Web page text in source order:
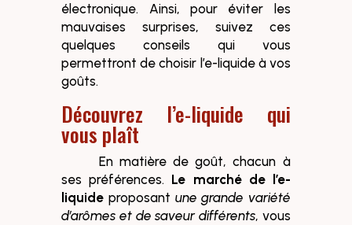
électronique. Ainsi, pour éviter les
mauvaises surprises, suivez ces
quelques conseils qui vous
permettront de choisir l’e-liquide à vos
goûts.
Découvrez l’e-liquide qui
vous plaît
En matière de goût, chacun à
ses préférences. Le marché de l’e-
liquide proposant une grande variété
d’arômes et de saveur différents, vous